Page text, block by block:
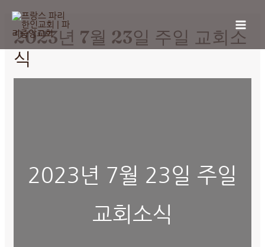
2023년 7월 23일 주일 교회소
식
2023년 7월 23일 주일
교회소식